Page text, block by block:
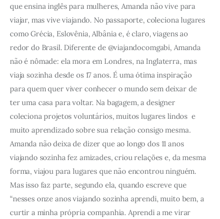
que ensina inglês para mulheres, Amanda não vive para
viajar, mas vive viajando. No passaporte, coleciona lugares
como Grécia, Eslovênia, Albânia e, é claro, viagens ao
redor do Brasil. Diferente de @viajandocomgabi, Amanda
não é nômade: ela mora em Londres, na Inglaterra, mas
viaja sozinha desde os 17 anos. É uma ótima inspiração
para quem quer viver conhecer o mundo sem deixar de
ter uma casa para voltar. Na bagagem, a designer
coleciona projetos voluntários, muitos lugares lindos  e
muito aprendizado sobre sua relação consigo mesma.
Amanda não deixa de dizer que ao longo dos 11 anos
viajando sozinha fez amizades, criou relações e, da mesma
forma, viajou para lugares que não encontrou ninguém.
Mas isso faz parte, segundo ela, quando escreve que
“nesses onze anos viajando sozinha aprendi, muito bem, a
curtir a minha própria companhia. Aprendi a me virar